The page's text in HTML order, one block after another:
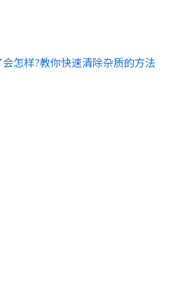
怎样?教你快速清除杂质的方法